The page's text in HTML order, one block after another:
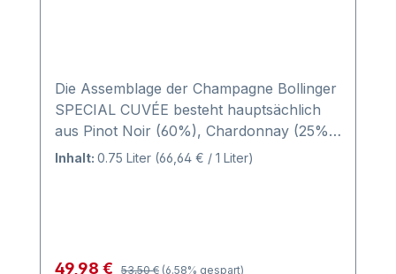
Die Assemblage der Champagne Bollinger
SPECIAL CUVÉE besteht hauptsächlich
aus Pinot Noir (60%), Chardonnay (25%)
und Pinot Meunier (15%). Das Traubengut
Bollinger Special Cuvée reift mindestens 3
Inhalt: 0.75 Liter (66,64 € / 1 Liter)
Verkaufspreis:
49,98 € Regulärer Preis:
53,50 € (6.58% gespart)